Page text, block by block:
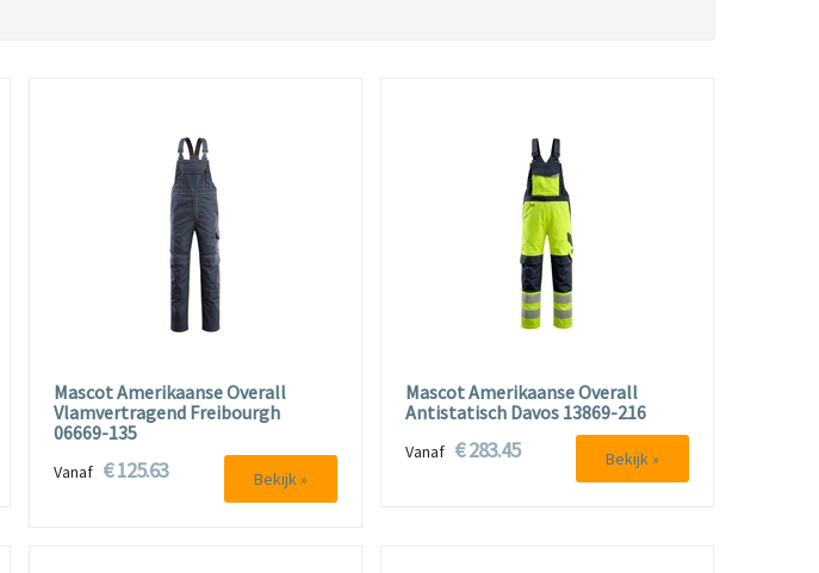
Mascot Amerikaanse Overall
Vlamvertragend Freibourgh
06669-135
Vanaf € 125.63 Bekijk »
Mascot Amerikaanse Overall
Antistatisch Davos 13869-216
Vanaf € 283.45 Bekijk »